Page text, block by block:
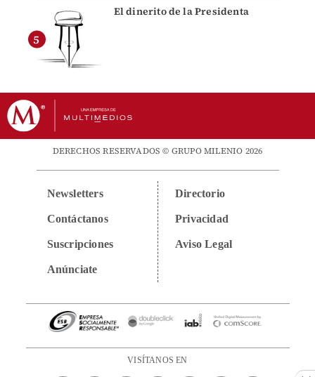
El dinerito de la Presidenta
DERECHOS RESERVADOS © GRUPO MILENIO 2026
Newsletters
Contáctanos
Suscripciones
Anúnciate
Directorio
Privacidad
Aviso Legal
VISÍTANOS EN